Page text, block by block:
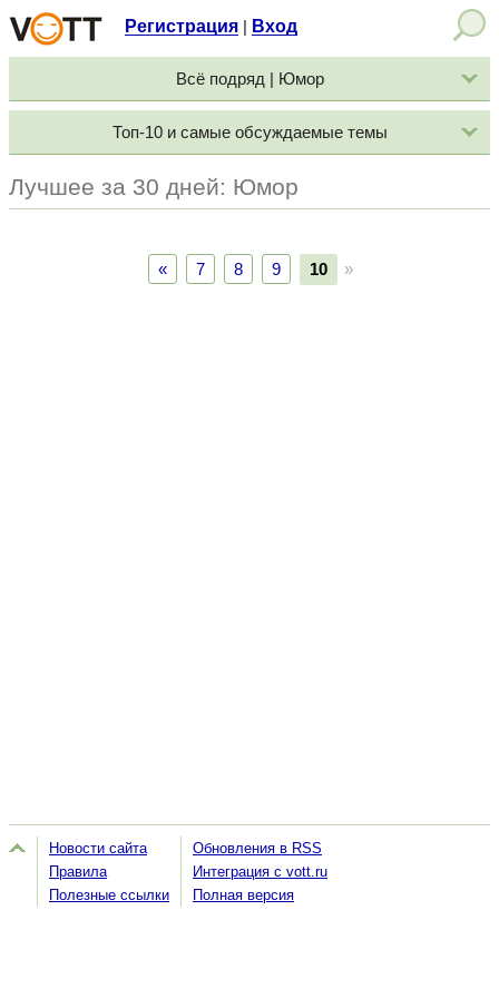
Регистрация Вход
Всё подряд | Юмор
Топ-10 и самые обсуждаемые темы
Лучшее за 30 дней: Юмор
« 7 8 9 10 »
Новости сайта
Правила
Полезные ссылки
Обновления в RSS
Интеграция с vott.ru
Полная версия